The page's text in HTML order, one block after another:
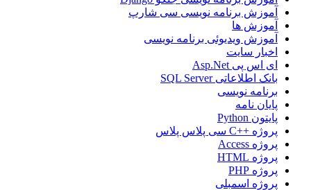
آموزش برنامه نویسی سی شارپ
آموزش ها
آموزش ویدیوئی برنامه نویسی
اخبار سایت
ای اس پی Asp.Net
بانک اطلاعاتی SQL Server
برنامه نویسی
پایان نامه
پایتون Python
پروژه ++C سی پلاس پلاس
پروژه Access
پروژه HTML
پروژه PHP
پروژه اسمبلی